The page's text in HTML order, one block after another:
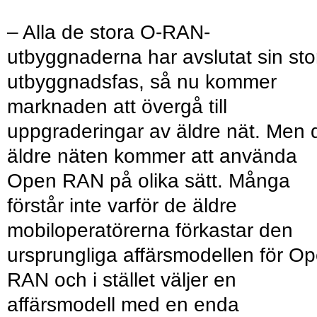
– Alla de stora O-RAN-
utbyggnaderna har avslutat sin
utbyggnadsfas, så nu kommer
marknaden att övergå till
uppgraderingar av äldre nät. Men
äldre näten kommer att använda
Open RAN på olika sätt. Många
förstår inte varför de äldre
mobiloperatörerna förkastar den
ursprungliga affärsmodellen för
RAN och i stället väljer en
affärsmodell med en enda